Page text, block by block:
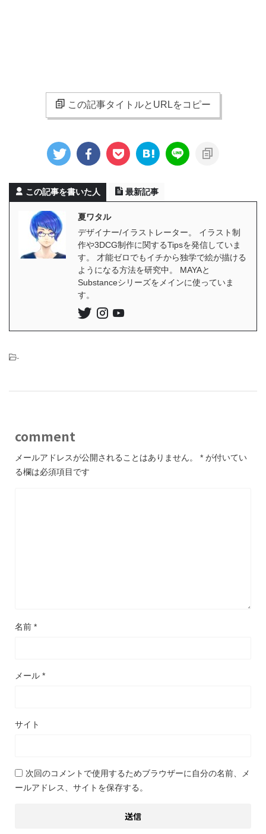
この記事タイトルとURLをコピー
この記事を書いた人 最新記事
夏ワタル
デザイナー/イラストレーター。 イラスト制
作や3DCG制作に関するTipsを発信していま
す。 才能ゼロでもイチから独学で絵が描ける
ようになる方法を研究中。 MAYAと
Substanceシリーズをメインに使っていま
す。
-
comment
メールアドレスが公開されることはありません。 * が付いてい
る欄は必須項目です
名前 *
メール *
サイト
次回のコメントで使用するためブラウザーに自分の名前、メ
ールアドレス、サイトを保存する。